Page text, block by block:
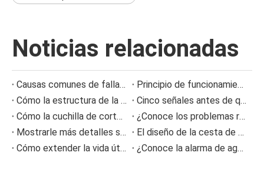
Noticias relacionadas
Causas comunes de falla de las boquillas de aspersión y cómo prevenir problemas de aspersión
Principio de funcionamiento del fuelle de aire y prevención de fallas
Cómo la estructura de la varilla dosificadora de la máquina de recubrimiento afecta la calidad del recubrimiento
Cinco señales antes de que la prensa se sintiera obstruida
Cómo la cuchilla de corte NC reduce la acumulación de restos de papel en la producción de cartón corrugado
¿Conoce los problemas relacionados con el fieltro prensado durante el proceso de fabricación del papel?
Mostrarle más detalles sobre la información sobre el desgaste de la tela formadora de poliéster
El diseño de la cesta de malla tipo ranura
Cómo extender la vida útil del fieltro prensado en máquinas de papel
¿Conoce la alarma de agotamiento del fieltro y del cable?